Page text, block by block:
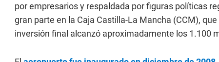
por empresarios y respaldada por figuras políticas
gran parte en la Caja Castilla-La Mancha (CCM),
inversión final alcanzó aproximadamente los 1.100